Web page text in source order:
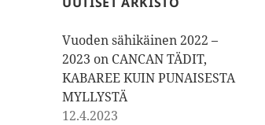
Vuoden sähikäinen 2022 –
2023 on CANCAN TÄDIT,
KABAREE KUIN PUNAISESTA
MYLLYSTÄ
12.4.2023